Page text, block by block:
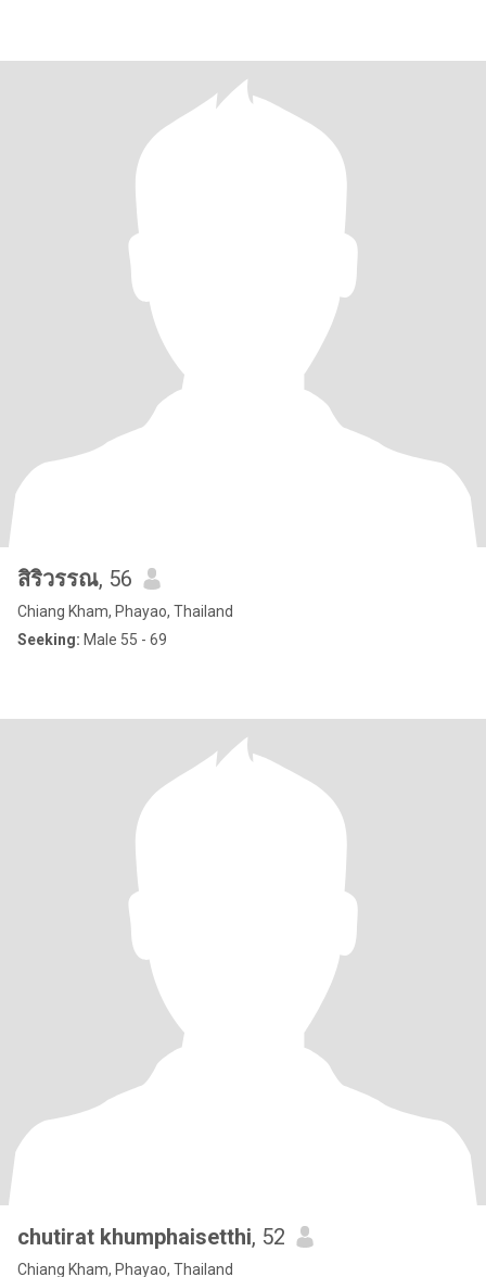
สิริวรรณ, 56
Chiang Kham, Phayao, Thailand
Seeking: Male 55 - 69
chutirat khumphaisetthi, 52
Chiang Kham, Phayao, Thailand